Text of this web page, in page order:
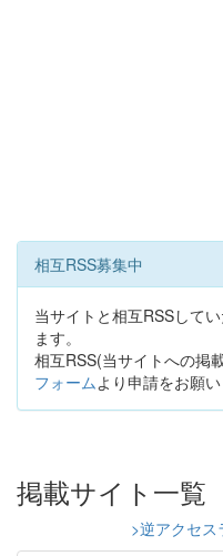
相互RSS募集中
当サイトと相互RSSして
ます。
相互RSS(当サイトへの掲
フォームより申請をお願い
掲載サイト一覧
>逆アクセ